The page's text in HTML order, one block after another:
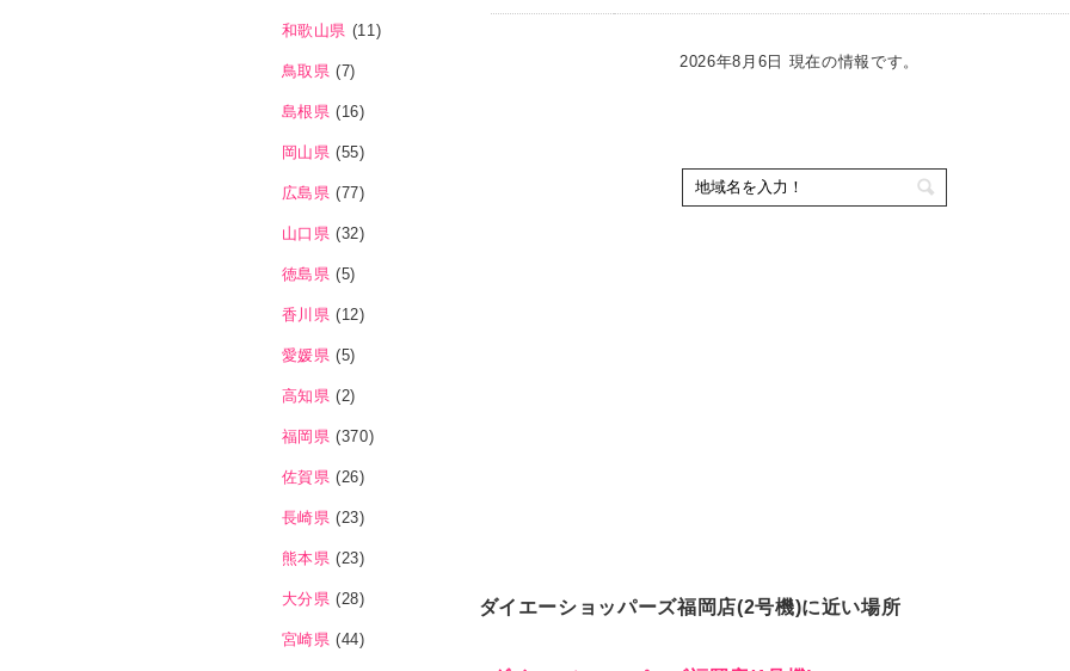
2026年8月6日 現在の情報です。
ダイエーショッパーズ福岡店(2号機)に近い場所
和歌山県 (11)
鳥取県 (7)
島根県 (16)
岡山県 (55)
広島県 (77)
山口県 (32)
徳島県 (5)
香川県 (12)
愛媛県 (5)
高知県 (2)
福岡県 (370)
佐賀県 (26)
長崎県 (23)
熊本県 (23)
大分県 (28)
宮崎県 (44)